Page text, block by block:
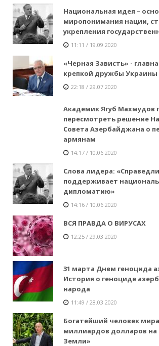
Национальная идея –
миропонимания нации,
укрепления
11:11 / 19.09.2020
«Черная Зависть» -
крепкой дружбы
22:18 / 29.07.2020
Академик Ягуб Махмудов
пересмотреть решение
Совета Азербайджана о
армянам
14:17 / 10.06.2020
Слова лидера:
поддерживает
дипломатию»
14:16 / 10.06.2020
ВСЯ ПРАВДА О ВИРУСАХ
12:25 / 29.03.2020
31 марта Днем геноцида
История о геноциде
народа
11:49 / 28.03.2020
Богатейший человек
миллиардов долларов на
Земли»